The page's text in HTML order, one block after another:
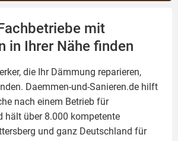
mit
in Ihrer Nähe finden
die Ihr Dämmung reparieren,
Daemmen-und-Sanieren.de hilft
nach einem Betrieb für
hält über 8.000 kompetente
und ganz Deutschland für